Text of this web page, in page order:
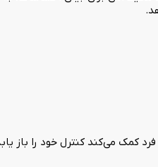
کمک می‌کند کنترل خود را باز